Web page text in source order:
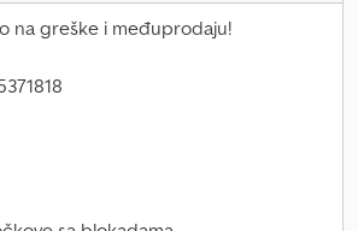
na greške i međuprodaju!